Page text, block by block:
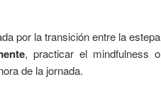
por la transición entre la estepa
, practicar el mindfulness o
de la jornada.